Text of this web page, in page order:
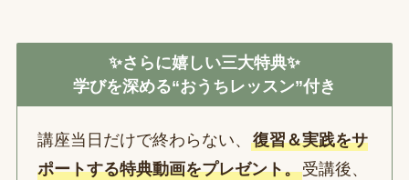
✨さらに嬉しい三大特典✨
学びを深める“おうちレッスン”付き
講座当日だけで終わらない、復習＆実践をサ
ポートする特典動画をプレゼント。受講後、